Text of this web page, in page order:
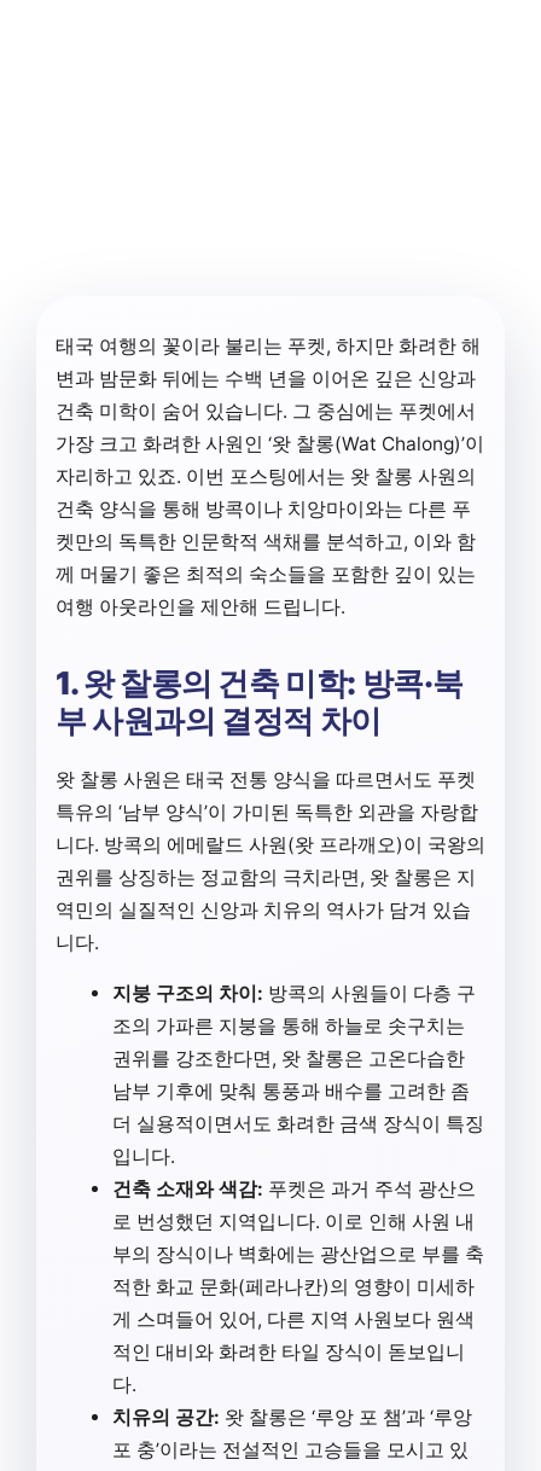
태국 여행의 꽃이라 불리는 푸켓, 하지만 화려한 해
변과 밤문화 뒤에는 수백 년을 이어온 깊은 신앙과
건축 미학이 숨어 있습니다. 그 중심에는 푸켓에서
가장 크고 화려한 사원인 ‘왓 찰롱(Wat Chalong)’이
자리하고 있죠. 이번 포스팅에서는 왓 찰롱 사원의
건축 양식을 통해 방콕이나 치앙마이와는 다른 푸
켓만의 독특한 인문학적 색채를 분석하고, 이와 함
께 머물기 좋은 최적의 숙소들을 포함한 깊이 있는
여행 아웃라인을 제안해 드립니다.
1. 왓 찰롱의 건축 미학: 방콕·북
부 사원과의 결정적 차이
왓 찰롱 사원은 태국 전통 양식을 따르면서도 푸켓
특유의 ‘남부 양식’이 가미된 독특한 외관을 자랑합
니다. 방콕의 에메랄드 사원(왓 프라깨오)이 국왕의
권위를 상징하는 정교함의 극치라면, 왓 찰롱은 지
역민의 실질적인 신앙과 치유의 역사가 담겨 있습
니다.
지붕 구조의 차이: 방콕의 사원들이 다층 구
조의 가파른 지붕을 통해 하늘로 솟구치는
권위를 강조한다면, 왓 찰롱은 고온다습한
남부 기후에 맞춰 통풍과 배수를 고려한 좀
더 실용적이면서도 화려한 금색 장식이 특징
입니다.
건축 소재와 색감: 푸켓은 과거 주석 광산으
로 번성했던 지역입니다. 이로 인해 사원 내
부의 장식이나 벽화에는 광산업으로 부를 축
적한 화교 문화(페라나칸)의 영향이 미세하
게 스며들어 있어, 다른 지역 사원보다 원색
적인 대비와 화려한 타일 장식이 돋보입니
다.
치유의 공간: 왓 찰롱은 ‘루앙 포 챔’과 ‘루앙
포 충’이라는 전설적인 고승들을 모시고 있